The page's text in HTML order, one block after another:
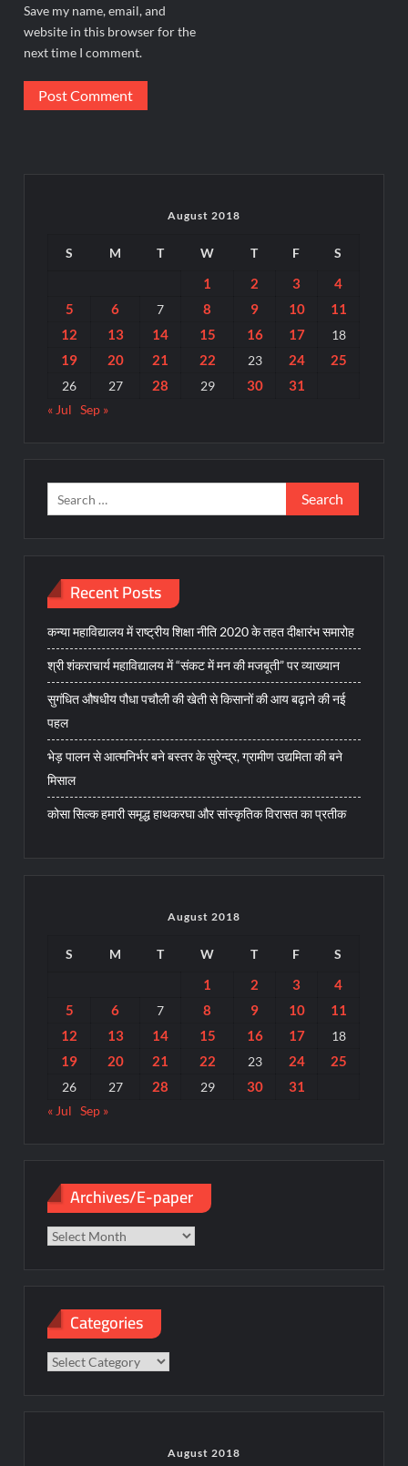
Save my name, email, and
website in this browser for the
next time I comment.
August 2018
S M T W T F S
1 2 3
4
5
6 7 8 9 10
11
12
13 14 15 16 17 18
19 20 21 22 23 24 25
26 27 28 29 30 31
« Jul Sep »
Search
for:
Recent Posts
कन्या महाविद्यालय में राष्ट्रीय शिक्षा नीति 2020 के तहत दीक्षारंभ समारोह
श्री शंकराचार्य महाविद्यालय में “संकट में मन की मजबूती” पर व्याख्यान
सुगंधित औषधीय पौधा पचौली की खेती से किसानों की आय बढ़ाने की नई
पहल
भेड़ पालन से आत्मनिर्भर बने बस्तर के सुरेन्द्र, ग्रामीण उद्यमिता की बने
मिसाल
कोसा सिल्क हमारी समृद्ध हाथकरघा और सांस्कृतिक विरासत का प्रतीक
August 2018
S M T W T F S
1 2 3
4
5
6 7 8 9 10
11
12
13 14 15 16 17 18
19 20 21 22 23 24 25
26 27 28 29 30 31
« Jul Sep »
Archives/E-paper
Categories
Categories
August 2018